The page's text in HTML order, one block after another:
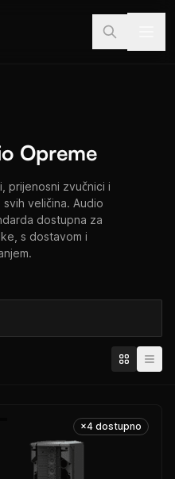
Opreme
prijenosni zvučnici i
veličina. Audio
dostupna za
s dostavom i
×4 dostupno